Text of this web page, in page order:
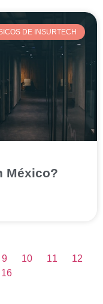
DE INSURTECH
México?
9 10 11
12
16